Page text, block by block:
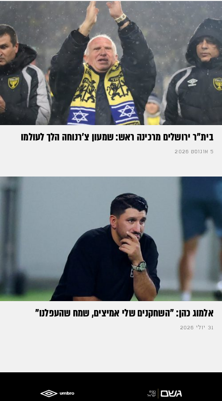
בית"ר ירושלים מרכינה ראש: שמעון צ'רנוחה הלך לעולמו
5 אוגוסט 2026
אלמוג כהן: "השחקנים שלי אמיצים, שמח שהעפלנו"
31 יולי 2026